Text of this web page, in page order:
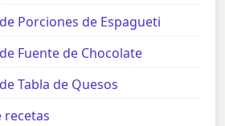
Porciones de Espagueti
Fuente de Chocolate
Tabla de Quesos
recetas